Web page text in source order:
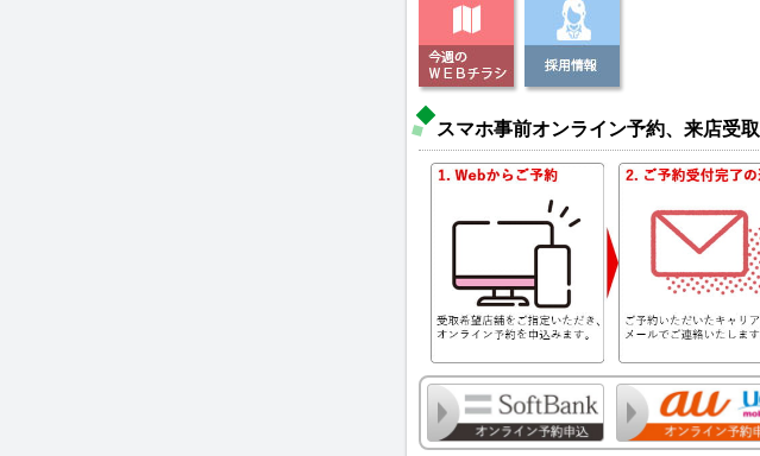
スマホ事前オンライン予約、来店受取